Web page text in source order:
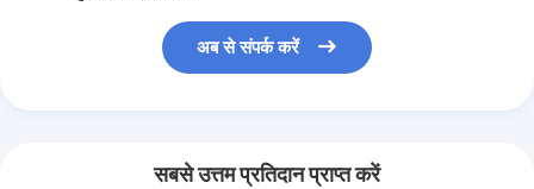
अब से संपर्क करें
सबसे उत्तम प्रतिदान प्राप्त करें